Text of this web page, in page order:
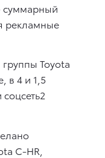
суммарный
рекламные
Toyota
в 4 и 1,5
C-HR,